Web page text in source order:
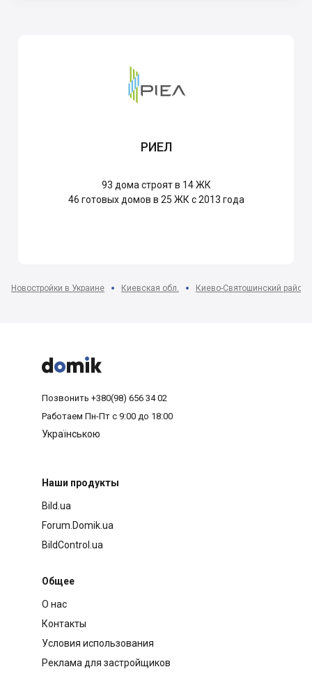
РИЕЛ
93 дома строят в 14 ЖК
46 готовых домов в 25 ЖК с 2013 года
Новостройки в Украине Киевская обл. Киево-Святошинский район



Позвонить +380(98) 656 34 02
Работаем Пн-Пт с 9:00 до 18:00
Українською
Наши продукты
Bild.ua
Forum.Domik.ua
BildControl.ua
Общее
О нас
Контакты
Условия использования
Реклама для застройщиков